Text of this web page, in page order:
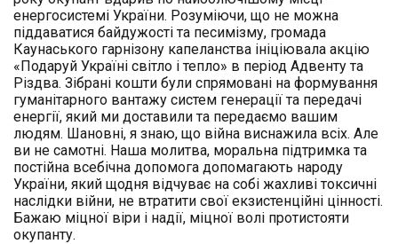
енергосистемі України. Розуміючи, що не можна
піддаватися байдужості та песимізму, громада
Каунаського гарнізону капеланства ініціювала акцію
«Подаруй Україні світло і тепло» в період Адвенту та
Різдва. Зібрані кошти були спрямовані на формування
гуманітарного вантажу систем генерації та передачі
енергії, який ми доставили та передаємо вашим
людям. Шановні, я знаю, що війна виснажила всіх. Але
ви не самотні. Наша молитва, моральна підтримка та
постійна всебічна допомога допомагають народу
України, який щодня відчуває на собі жахливі токсичні
наслідки війни, не втратити свої екзистенційні цінності.
Бажаю міцної віри і надії, міцної волі протистояти
окупанту.